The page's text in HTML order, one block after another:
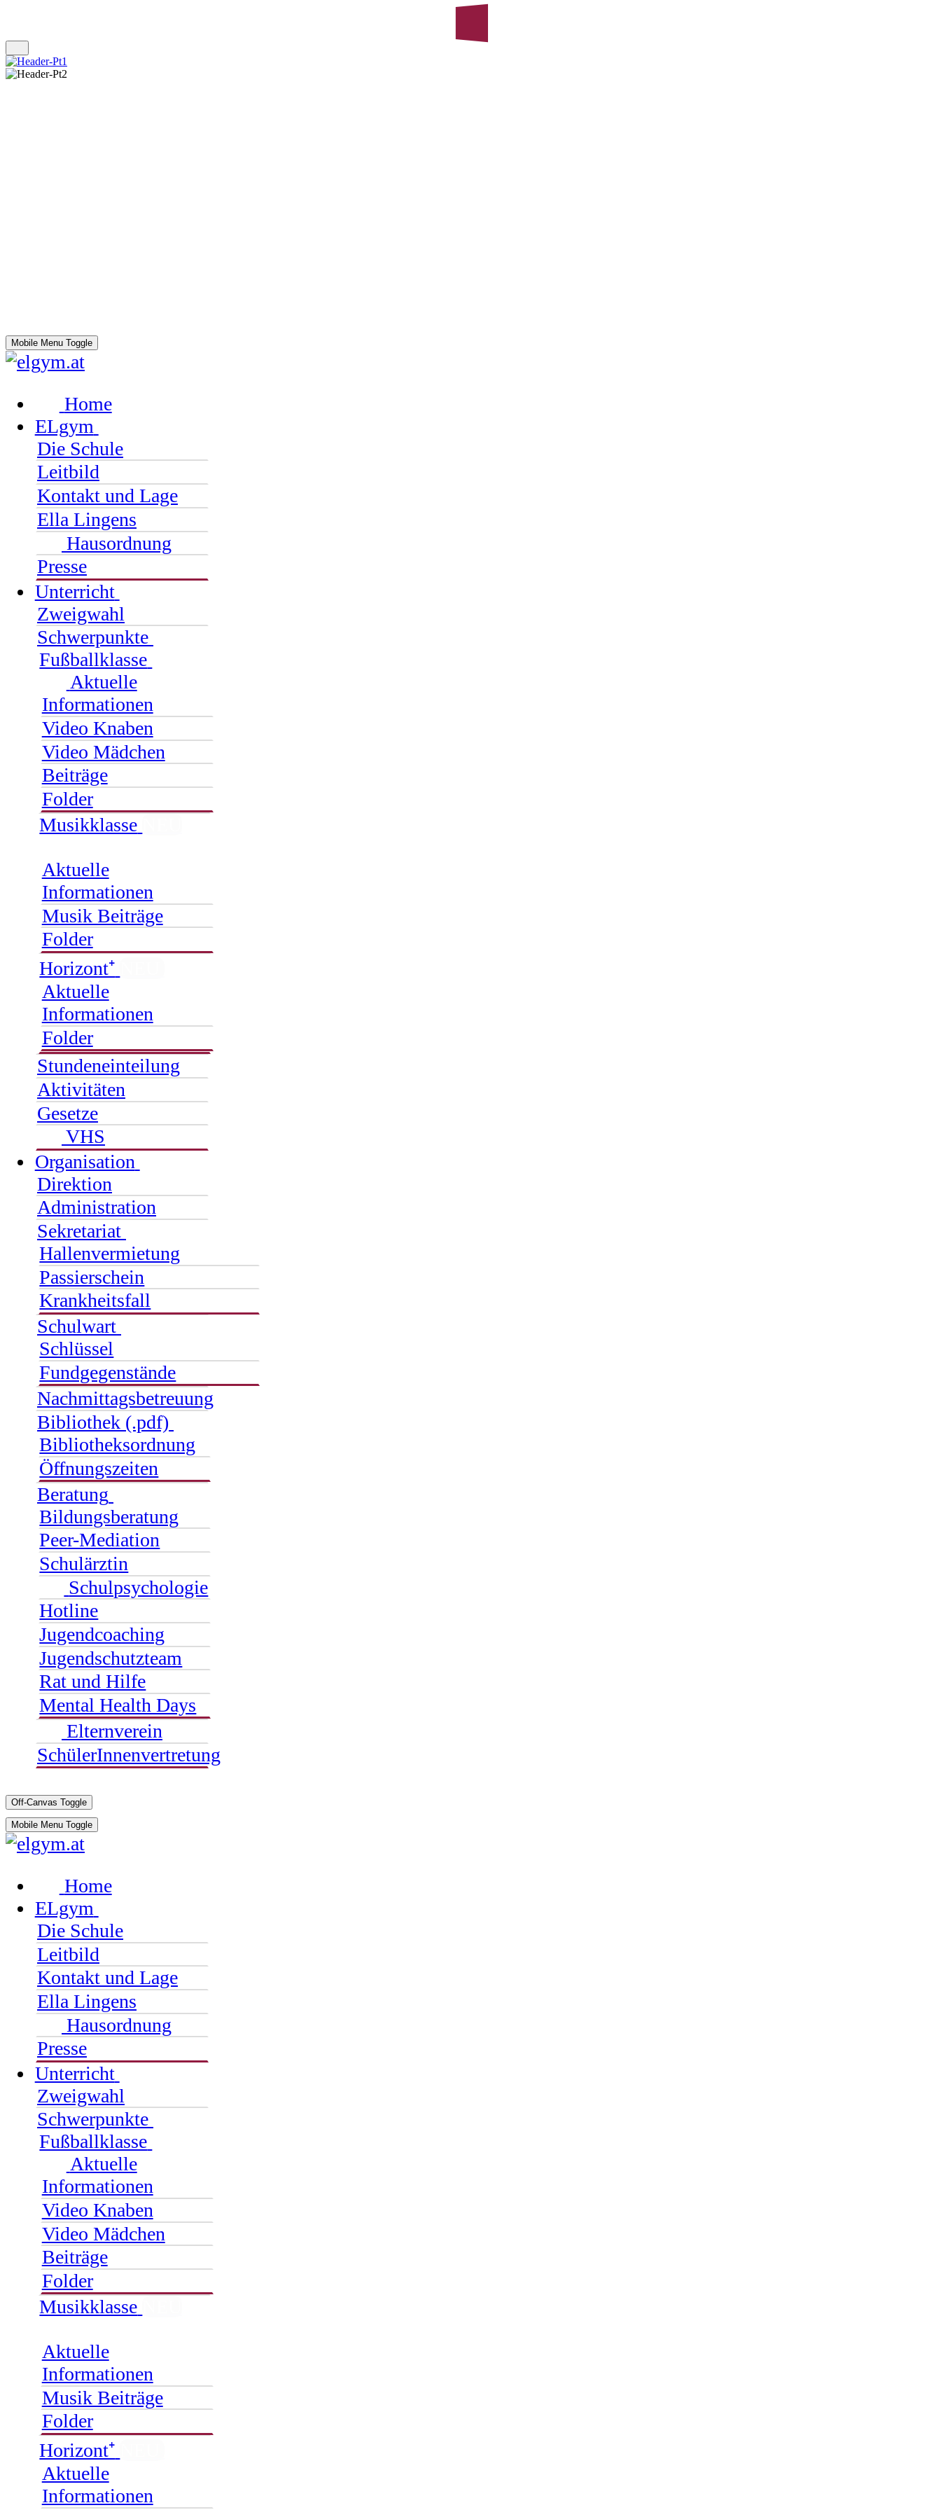
Mobile Menu Toggle
Home
ELgym
Die Schule
Leitbild
Kontakt und Lage
Ella Lingens
Hausordnung
Presse
Unterricht
Zweigwahl
Schwerpunkte
Fußballklasse
Aktuelle
Informationen
Video Knaben
Video Mädchen
Beiträge
Folder
Musikklasse
Aktuelle
Informationen
Musik Beiträge
Folder
Horizont⁺
Aktuelle
Informationen
Folder
Stundeneinteilung
Aktivitäten
Gesetze
VHS
Organisation
Direktion
Administration
Sekretariat
Hallenvermietung
Passierschein
Krankheitsfall
Schulwart
Schlüssel
Fundgegenstände
Nachmittagsbetreuung
Bibliothek (.pdf)
Bibliotheksordnung
Öffnungszeiten
Beratung
Bildungsberatung
Peer-Mediation
Schulärztin
Schulpsychologie
Hotline
Jugendcoaching
Jugendschutzteam
Rat und Hilfe
Mental Health Days
Elternverein
SchülerInnenvertretung
Off-Canvas Toggle
Mobile Menu Toggle
Home
ELgym
Die Schule
Leitbild
Kontakt und Lage
Ella Lingens
Hausordnung
Presse
Unterricht
Zweigwahl
Schwerpunkte
Fußballklasse
Aktuelle
Informationen
Video Knaben
Video Mädchen
Beiträge
Folder
Musikklasse
Aktuelle
Informationen
Musik Beiträge
Folder
Horizont⁺
Aktuelle
Informationen